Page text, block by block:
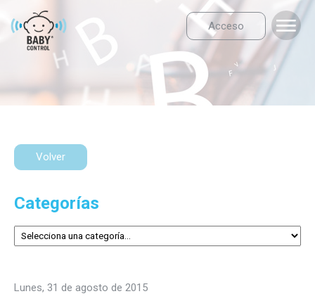
Acceso
Volver
Categorías
lunes, 31 de agosto de 2015